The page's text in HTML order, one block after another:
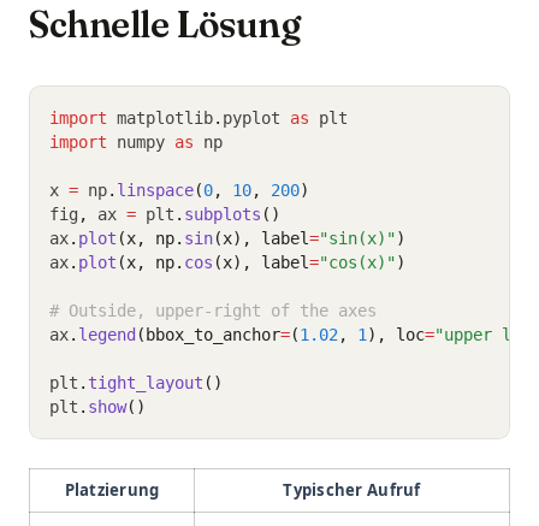
Schnelle Lösung
import matplotlib. pyplot as plt
import numpy as np
x = np. linspace(0, 10, 200)
fig , ax = plt . subplots ()
ax. plot (x, np. sin(x), label="sin(x)")
ax. plot (x, np. cos (x), label="cos(x)")
# Outside, upper-right of the axes
ax. legend (bbox_to_anchor=(1.02 , 1 ), loc="upper
plt . tight_layout ()
plt . show()
Platzierung Typischer Aufruf